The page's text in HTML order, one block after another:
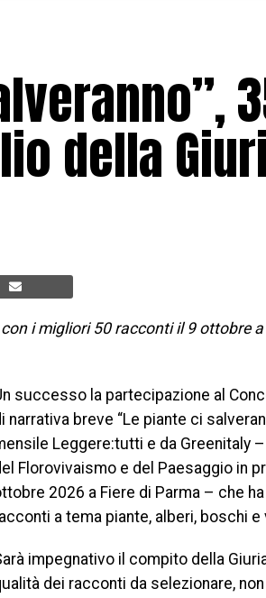
della
i migliori 50 racconti il 9 ottobre
successo la partecipazione al
narrativa breve “Le piante ci
Leggere:tutti e da Greenitaly
Florovivaismo e del Paesaggio in
2026 a Fiere di Parma – che
a tema piante, alberi, boschi e
impegnativo il compito della
dei racconti da selezionare,